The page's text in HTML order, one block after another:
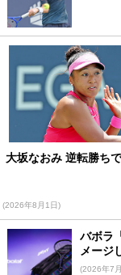
大坂なおみ 逆転勝ち
(2026年8月1日)
バボラ
メージ
(2026年7